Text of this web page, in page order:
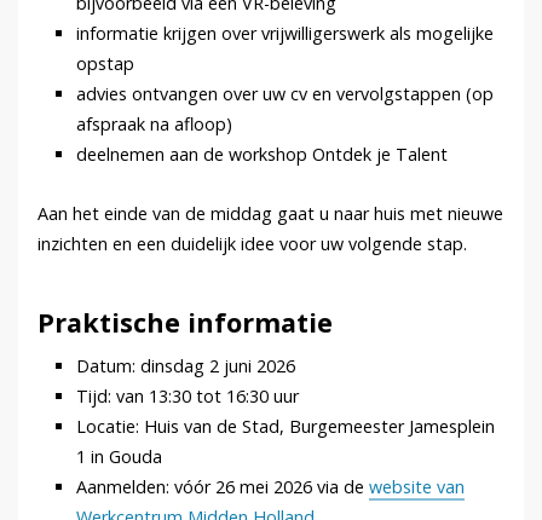
informatie krijgen over vrijwilligerswerk als mogelijke
opstap
advies ontvangen over uw cv en vervolgstappen (op
afspraak na afloop)
deelnemen aan de workshop Ontdek je Talent
Aan het einde van de middag gaat u naar huis met nieuwe
inzichten en een duidelijk idee voor uw volgende stap.
Praktische informatie
Datum: dinsdag 2 juni 2026
Tijd: van 13:30 tot 16:30 uur
Locatie: Huis van de Stad, Burgemeester Jamesplein
1 in Gouda
Aanmelden: vóór 26 mei 2026 via de website van